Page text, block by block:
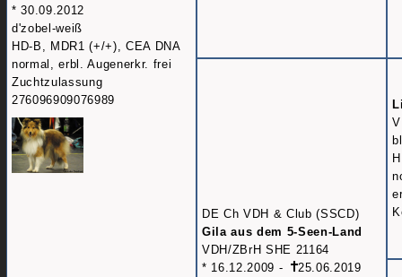
* 30.09.2012
d'zobel-weiß
HD-B, MDR1 (+/+), CEA DNA
normal, erbl. Augenerkr. frei
Zuchtzulassung
276096909076989
DE Ch VDH & Club (SSCD)
Gila aus dem 5-Seen-Land
VDH/ZBrH SHE 21164
* 16.12.2009 -
25.06.2019